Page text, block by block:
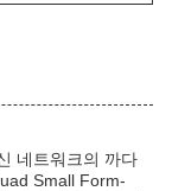
네트워크의 까다
Small Form-